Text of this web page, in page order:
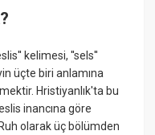
kelimesi, ''sels''
üçte biri anlamına
Hristiyanlık'ta bu
inancına göre
olarak üç bölümden